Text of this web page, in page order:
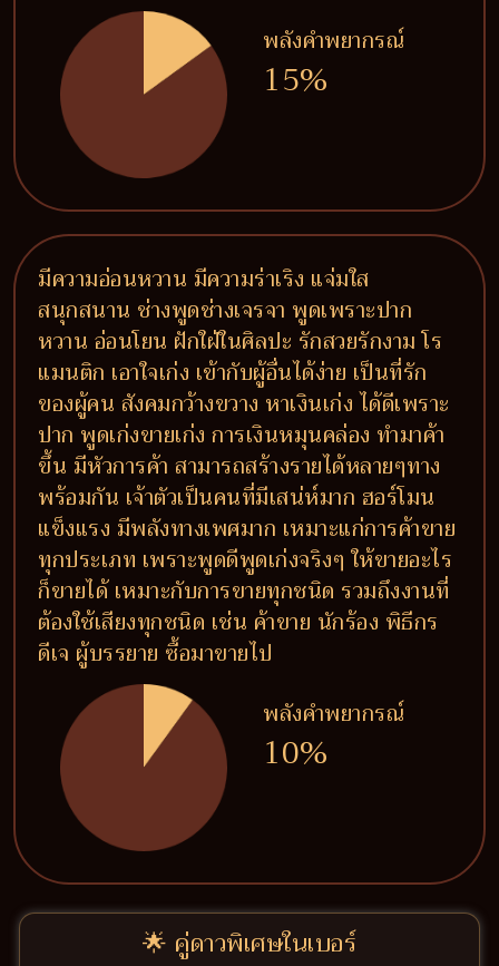
พลังคำพยากรณ์
15%
มีความอ่อนหวาน มีความร่าเริง แจ่มใส
สนุกสนาน ช่างพูดช่างเจรจา พูดเพราะปาก
หวาน อ่อนโยน ฝักใฝ่ในศิลปะ รักสวยรักงาม โร
แมนติก เอาใจเก่ง เข้ากับผู้อื่นได้ง่าย เป็นที่รัก
ของผู้คน สังคมกว้างขวาง หาเงินเก่ง ได้ดีเพราะ
ปาก พูดเก่งขายเก่ง การเงินหมุนคล่อง ทำมาค้า
ขึ้น มีหัวการค้า สามารถสร้างรายได้หลายๆทาง
พร้อมกัน เจ้าตัวเป็นคนที่มีเสน่ห์มาก ฮอร์โมน
แข็งแรง มีพลังทางเพศมาก เหมาะแก่การค้าขาย
ทุกประเภท เพราะพูดดีพูดเก่งจริงๆ ให้ขายอะไร
ก็ขายได้ เหมาะกับการขายทุกชนิด รวมถึงงานที่
ต้องใช้เสียงทุกชนิด เช่น ค้าขาย นักร้อง พิธีกร
ดีเจ ผู้บรรยาย ซื้อมาขายไป
พลังคำพยากรณ์
10%
🌟 คู่ดาวพิเศษในเบอร์